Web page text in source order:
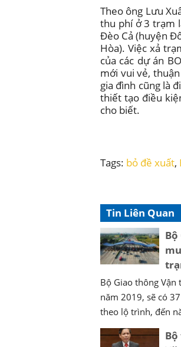
Theo ông Lưu
thu phí ở 3 trạm
Đèo Cả (huyện
Hòa). Việc xả
của các dự án
mới vui vẻ,
gia đình cũng là
thiết tạo điều
cho biết.
Tags: bỏ đề xuất,
Tin Liên Quan
Bộ Giao thông
năm 2019, sẽ có
theo lộ trình, đến